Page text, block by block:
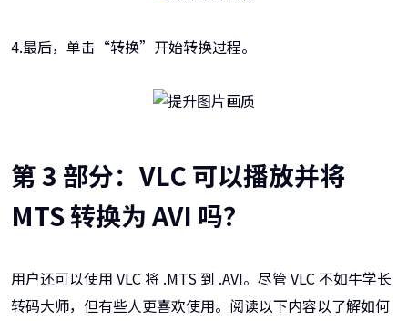
4.最后，单击“转换”开始转换过程。
第 3 部分：VLC 可以播放并将
MTS 转换为 AVI 吗？
用户还可以使用 VLC 将 .MTS 到 .AVI。尽管 VLC 不如牛学长
转码大师，但有些人更喜欢使用。阅读以下内容以了解如何